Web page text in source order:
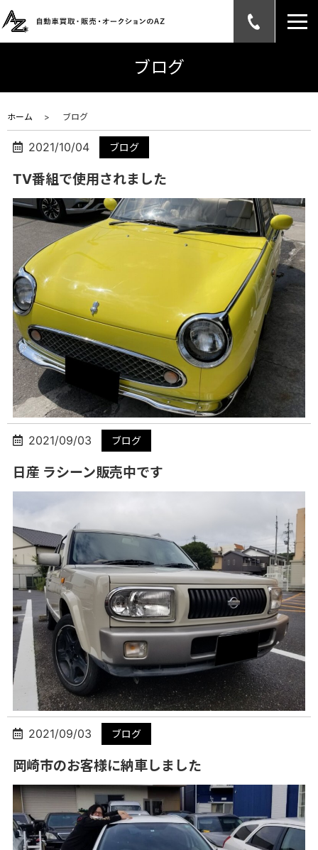
ブログ
ホーム ブログ
2021/10/04 ブログ
TV番組で使用されました
2021/09/03 ブログ
日産 ラシーン販売中です
2021/09/03 ブログ
岡崎市のお客様に納車しました